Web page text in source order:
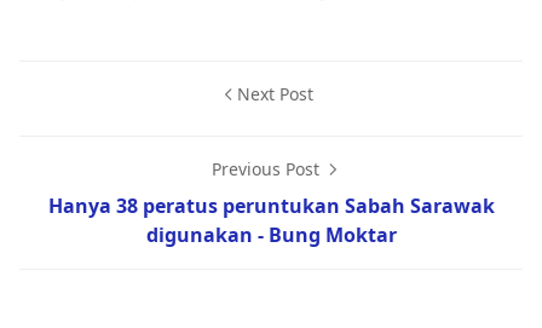
Next Post
Previous Post
Hanya 38 peratus peruntukan Sabah Sarawak
digunakan - Bung Moktar